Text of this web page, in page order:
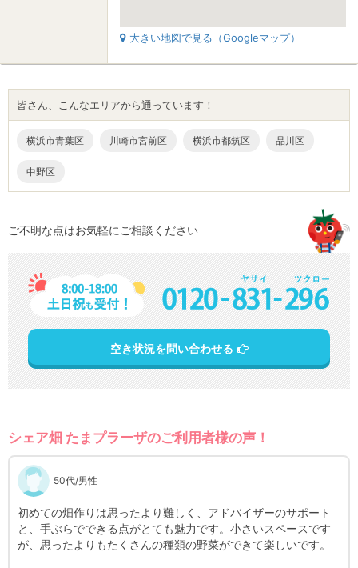
大きい地図で見る（Googleマップ）
皆さん、こんなエリアから通っています！
横浜市青葉区 川崎市宮前区 横浜市都筑区 品川区
中野区
ご不明な点はお気軽にご相談ください
空き状況を問い合わせる
シェア畑 たまプラーザのご利用者様の声！
続けるの
ア畑を始
が増えた
初めての畑作りは思ったより難しく、アドバイザーのサポ
と、手ぶらでできる点がとても魅力です。小さいスペース
が、思ったよりもたくさんの種類の野菜ができて楽しいで